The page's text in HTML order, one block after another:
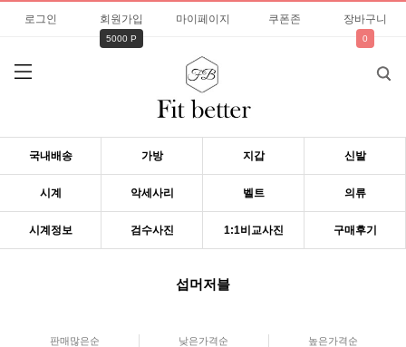
로그인 회원가입
5000 P
마이페이지 쿠폰존 장바구니
0
국내배송 가방 지갑 신발
시계 악세사리 벨트 의류
시계정보 검수사진 1:1비교사진 구매후기
섭머저블
판매많은순 낮은가격순 높은가격순